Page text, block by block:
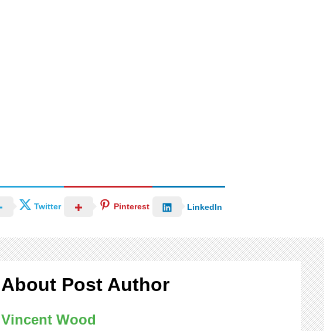
Twitter Pinterest LinkedIn
About Post Author
Vincent Wood